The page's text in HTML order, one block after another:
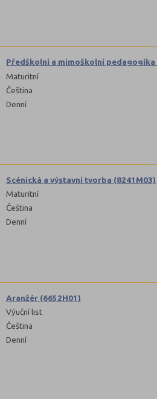
Předškolní a mimoškolní pedagogika
Maturitní
Čeština
Denní
Scénická a výstavní tvorba (8241M03)
Maturitní
Čeština
Denní
Aranžér (6652H01)
Výuční list
Čeština
Denní